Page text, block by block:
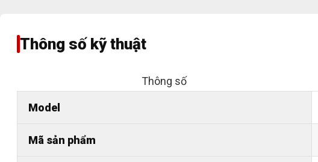
Thông số kỹ thuật
Thông số
Model
Mã sản phẩm